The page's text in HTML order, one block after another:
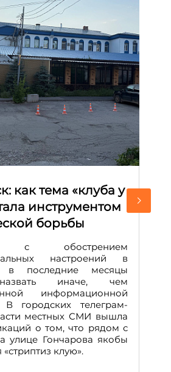
как тема «клуба у
инструментом
борьбы
с обострением
настроений в
в последние месяцы
иначе, чем
информационной
В городских телеграм-
местных СМИ вышла
о том, что рядом с
улице Гончарова якобы
клую».